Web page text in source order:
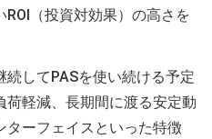
（投資対効果）の高さを
してPASを使い続ける予定
荷軽減、長期間に渡る安定動
ターフェイスといった特徴